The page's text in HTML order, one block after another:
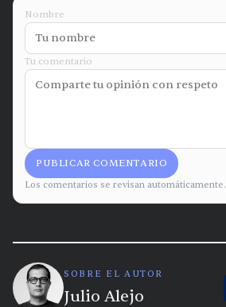
Nombre
Tu comentario
PUBLICAR COMENTARIO
Los comentarios se revisan automáticamente.
SOBRE EL AUTOR
Julio Alejo